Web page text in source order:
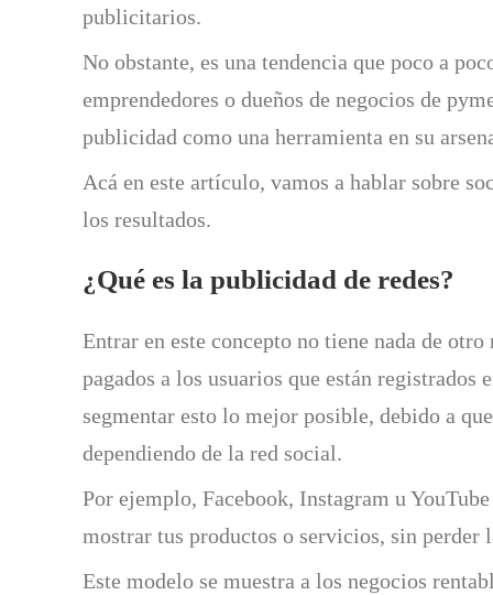
publicitarios.
No obstante, es una tendencia que poco a
emprendedores o dueños de negocios de
publicidad como una herramienta en su
Acá en este artículo, vamos a hablar sobre
los resultados.
¿Qué es la publicidad de redes?
Entrar en este concepto no tiene nada de
pagados a los usuarios que están
segmentar esto lo mejor posible, debido a
dependiendo de la red social.
Por ejemplo, Facebook, Instagram u
mostrar tus productos o servicios, sin perder
Este modelo se muestra a los negocios